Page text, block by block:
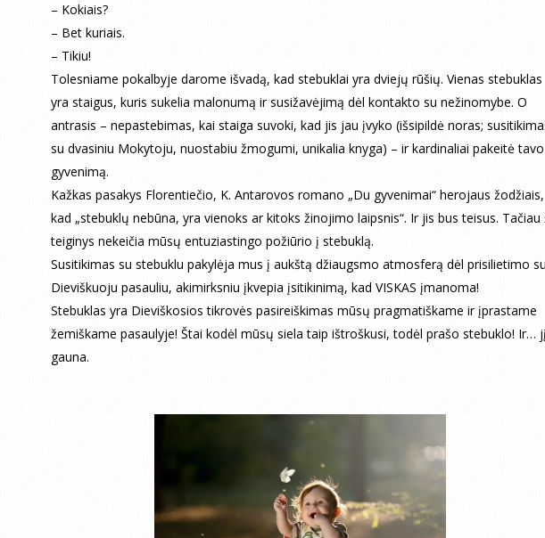
– Kokiais?
– Bet kuriais.
– Tikiu!
Tolesniame pokalbyje darome išvadą, kad stebuklai yra dviejų rūšių. Vienas stebuklas
yra staigus, kuris sukelia malonumą ir susižavėjimą dėl kontakto su nežinomybe. O
antrasis – nepastebimas, kai staiga suvoki, kad jis jau įvyko (išsipildė noras;
su dvasiniu Mokytoju, nuostabiu žmogumi, unikalia knyga) – ir kardinaliai pakeitė tavo
gyvenimą.
Kažkas pasakys Florentiečio, K. Antarovos romano „Du gyvenimai“ herojaus žodžiais,
kad „stebuklų nebūna, yra vienoks ar kitoks žinojimo laipsnis“. Ir jis bus teisus. Tačiau
teiginys nekeičia mūsų entuziastingo požiūrio į stebuklą.
Susitikimas su stebuklu pakylėja mus į aukštą džiaugsmo atmosferą dėl prisilietimo su
Dieviškuoju pasauliu, akimirksniu įkvepia įsitikinimą, kad VISKAS įmanoma!
Stebuklas yra Dieviškosios tikrovės pasireiškimas mūsų pragmatiškame ir įprastame
žemiškame pasaulyje! Štai kodėl mūsų siela taip ištroškusi, todėl prašo stebuklo! Ir… jį
gauna.